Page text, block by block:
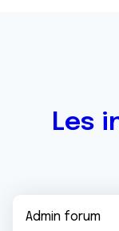
Les
Admin forum